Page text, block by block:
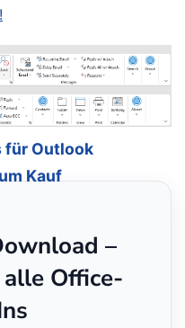
für Outlook
Kauf
–
Office-